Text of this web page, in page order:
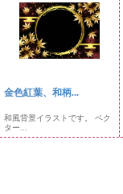
金色紅葉、和柄...
和風背景イラストです。 ベク
ター...